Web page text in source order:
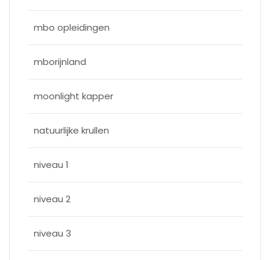
mbo opleidingen
mborijnland
moonlight kapper
natuurlijke krullen
niveau 1
niveau 2
niveau 3